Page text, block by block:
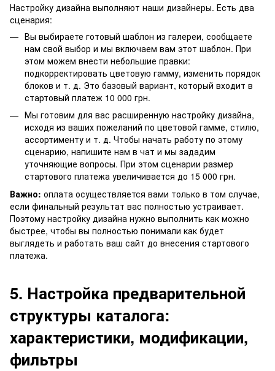
Настройку дизайна выполняют наши дизайнеры. Есть два
сценария:
Вы выбираете готовый шаблон из галереи, сообщаете
нам свой выбор и мы включаем вам этот шаблон. При
этом можем внести небольшие правки:
подкорректировать цветовую гамму, изменить порядок
блоков и т. д. Это базовый вариант, который входит в
стартовый платеж 10 000 грн.
Мы готовим для вас расширенную настройку дизайна,
исходя из ваших пожеланий по цветовой гамме, стилю,
ассортименту и т. д. Чтобы начать работу по этому
сценарию, напишите нам в чат и мы зададим
уточняющие вопросы. При этом сценарии размер
стартового платежа увеличивается до 15 000 грн.
Важно: оплата осуществляется вами только в том случае,
если финальный результат вас полностью устраивает.
Поэтому настройку дизайна нужно выполнить как можно
быстрее, чтобы вы полностью понимали как будет
выглядеть и работать ваш сайт до внесения стартового
платежа.
5. Настройка предварительной
структуры каталога:
характеристики, модификации,
фильтры